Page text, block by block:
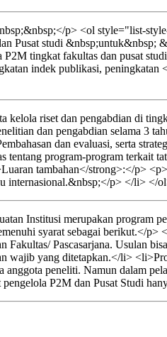
p> <ol style="list-
Pusat studi &nbsp;untuk&nbsp;
tingkat fakultas dan pusat
indek publikasi, peningkatan
riset dan pengabdian di
dan pengabdian selama 3
dan evaluasi, serta
program-program terkait
tambahan</strong>:</p>
internasional.&nbsp;</p> </li> </
Institusi merupakan program
syarat sebagai berikut.</
Pascasarjana. Usulan
wajib yang ditetapkan.</li>
peneliti. Namun dalam
P2M dan Pusat Studi